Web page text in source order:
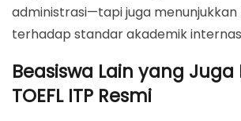
administrasi—tapi juga
terhadap standar akademik
Beasiswa Lain yang
TOEFL ITP Resmi